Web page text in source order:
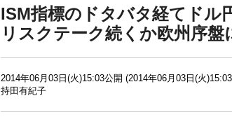
ISM指標のドタバタ経てドル
リスクテーク続くか欧州序盤
2014年06月03日(火)15:03公開 (2014年06月03日(火
持田有紀子